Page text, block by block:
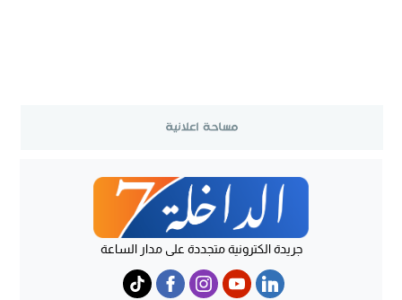
جريدة الكترونية متجددة على مدار الساعة